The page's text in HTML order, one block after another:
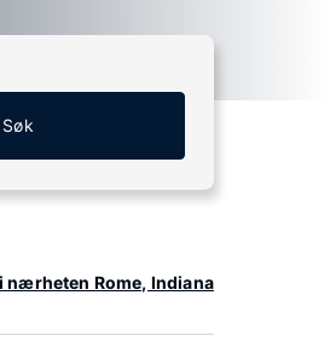
Søk
nærheten Rome, Indiana